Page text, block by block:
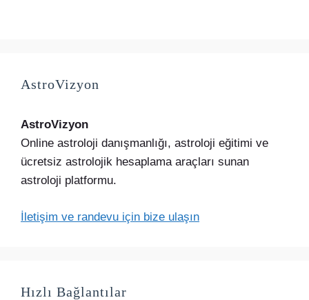
AstroVizyon
AstroVizyon
Online astroloji danışmanlığı, astroloji eğitimi ve
ücretsiz astrolojik hesaplama araçları sunan
astroloji platformu.
İletişim ve randevu için bize ulaşın
Hızlı Bağlantılar